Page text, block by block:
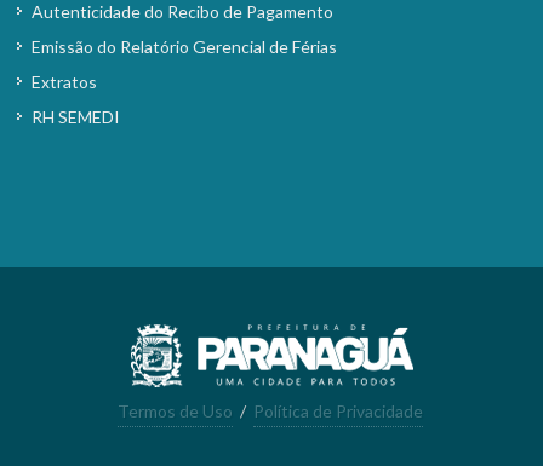
Autenticidade do Recibo de Pagamento
Emissão do Relatório Gerencial de Férias
Extratos
RH SEMEDI
Termos de Uso / Política de Privacidade